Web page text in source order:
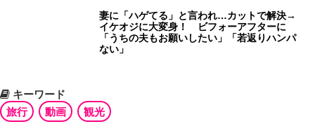
妻に「ハゲてる」と言われ…カットで解決→
イケオジに大変身！ ビフォーアフターに
「うちの夫もお願いしたい」「若返りハンパ
ない」
キーワード
旅行
動画 観光